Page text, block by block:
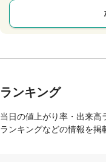
ランキング
当日の値上がり率・出来高
ランキングなどの情報を掲